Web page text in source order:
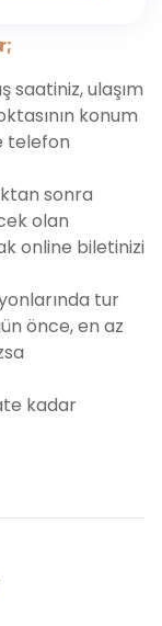
saatiniz, ulaşım
konum
telefon
sonra
olan
online biletinizi
tur
önce, en az
kadar